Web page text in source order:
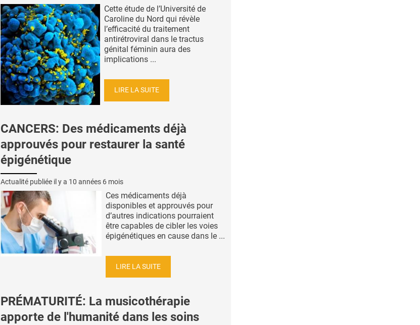
Cette étude de l’Université de
Caroline du Nord qui révèle
l’efficacité du traitement
antirétroviral dans le tractus
génital féminin aura des
implications ...
LIRE LA SUITE
CANCERS: Des médicaments déjà
approuvés pour restaurer la santé
épigénétique
Actualité publiée il y a 10 années 6 mois
Ces médicaments déjà
disponibles et approuvés pour
d’autres indications pourraient
être capables de cibler les voies
épigénétiques en cause dans le ...
LIRE LA SUITE
PRÉMATURITÉ: La musicothérapie
apporte de l'humanité dans les soins